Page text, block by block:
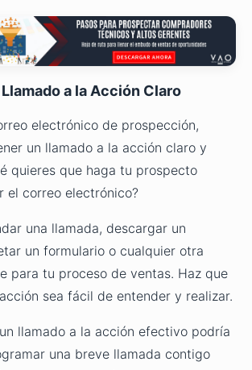
a la Acción Claro
electrónico de prospección,
un llamado a la acción claro y
quieres que haga tu prospecto
el correo electrónico?
una llamada, descargar un
un formulario o cualquier otra
para tu proceso de ventas. Haz que
sea fácil de entender y realizar.
llamado a la acción efectivo podría
una breve llamada contigo